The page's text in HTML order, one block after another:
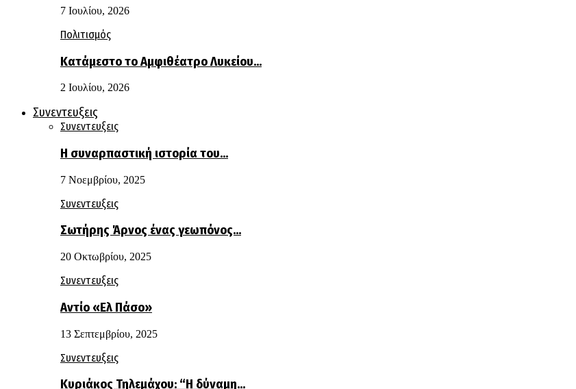
7 Ιουλίου, 2026
Πολιτισμός
Κατάμεστο το Αμφιθέατρο Λυκείου…
2 Ιουλίου, 2026
Συνεντευξεις
Συνεντευξεις
Η συναρπαστική ιστορία του…
7 Νοεμβρίου, 2025
Συνεντευξεις
Σωτήρης Άρνος ένας γεωπόνος…
20 Οκτωβρίου, 2025
Συνεντευξεις
Αντίο «Ελ Πάσο»
13 Σεπτεμβρίου, 2025
Συνεντευξεις
Κυριάκος Τηλεμάχου: “Η δύναμη…